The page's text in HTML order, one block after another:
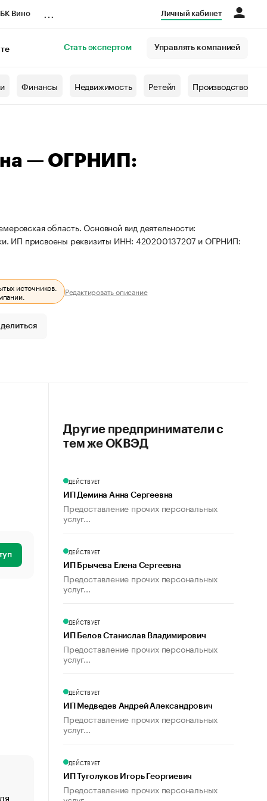
Вино Личный кабинет
Стать экспертом Управлять компанией
Финансы Недвижимость Ретейл Производство
— ОГРНИП:
область. Основной вид деятельности:
ИП присвоены реквизиты ИНН: 420200137207 и ОГРНИП:
источников.
Редактировать описание
«От спорта тело стареет иначе». Как живет глава
Другие предприниматели с
тем же ОКВЭД
ДЕЙСТВУЕТ
ИП Демина Анна Сергеевна
Предоставление прочих персональных
услуг...
ДЕЙСТВУЕТ
ИП Брычева Елена Сергеевна
Предоставление прочих персональных
услуг...
ДЕЙСТВУЕТ
ИП Белов Станислав Владимирович
Предоставление прочих персональных
услуг...
ДЕЙСТВУЕТ
ИП Медведев Андрей Александрович
Предоставление прочих персональных
услуг...
ДЕЙСТВУЕТ
ИП Туголуков Игорь Георгиевич
Предоставление прочих персональных